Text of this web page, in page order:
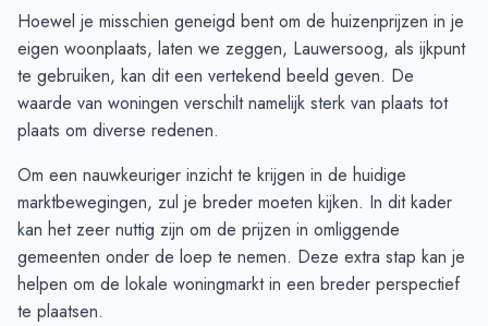
Hoewel je misschien geneigd bent om de huizenprijzen in je
eigen woonplaats, laten we zeggen, Lauwersoog, als ijkpunt
te gebruiken, kan dit een vertekend beeld geven. De
waarde van woningen verschilt namelijk sterk van plaats tot
plaats om diverse redenen.
Om een nauwkeuriger inzicht te krijgen in de huidige
marktbewegingen, zul je breder moeten kijken. In dit kader
kan het zeer nuttig zijn om de prijzen in omliggende
gemeenten onder de loep te nemen. Deze extra stap kan je
helpen om de lokale woningmarkt in een breder perspectief
te plaatsen.